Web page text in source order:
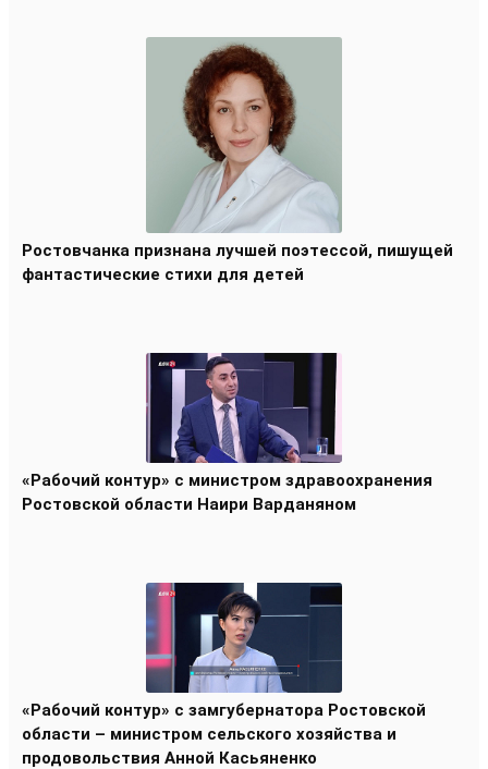
Ростовчанка признана лучшей поэтессой, пишущей
фантастические стихи для детей
«Рабочий контур» с министром здравоохранения
Ростовской области Наири Варданяном
«Рабочий контур» с замгубернатора Ростовской
области – министром сельского хозяйства и
продовольствия Анной Касьяненко